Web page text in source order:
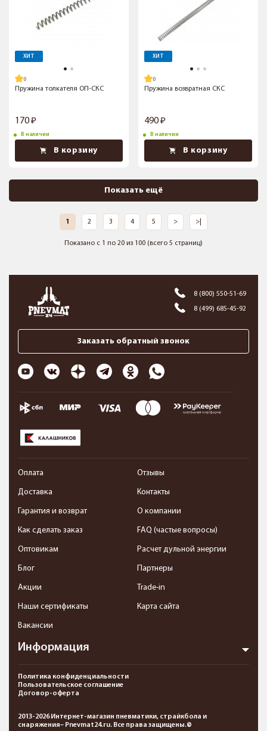
ХИТ
Пружина толкателя ОП-СКС
170
В наличии
В корзину
ХИТ
Пружина возвратная СКС
490
В наличии
В корзину
Показать ещё
1 2 3 4 5 > >|
Показано с 1 по 20 из 100 (всего 5 страниц)
8 (800) 550-51-69
8 (499) 685-45-92
Заказать обратный звонок
Информация
Оплата
Доставка
Гарантия и возврат
Как сделать заказ
Оптовикам
Блог
Акции
Наши сертификаты
Вакансии
Отзывы
Контакты
О компании
FAQ (частые вопросы)
Расчет дульной энергии
Партнеры
Trade-in
Карта сайта
Политика конфиденциальности
Пользовательское соглашение
Договор-оферта
2013-2026 Интернет-магазин пневматики, страйкбола и
снаряжения– Pnevmat24.ru. Все права защищены.©